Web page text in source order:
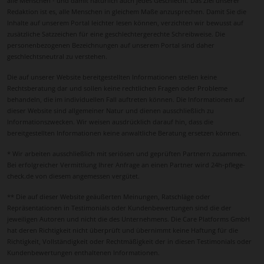
Auch das soziale Umfeld in Heidenheim an der
für ihre offene und freundliche Atmosphäre.
und stabile, vertrauensvolle Beziehungen zu den
betreuten Personen aufbauen. Diese persönliche
Bindung steigert die Motivation der Pflegekräfte und
verbessert die Qualität der Betreuung spürbar.
regelmäßige Besuche und einen engen Austausch
und pflegebedürftigem Menschen – eine Grundlage
für Vertrauen, Sicherheit und Lebensqualität.
Die 24 Stunden Pflege in Heidenheim an der Brenz
Redaktion ist es, alle Menschen in gleichem Maße anzusprechen. Damit Sie die
Inhalte auf unserem Portal leichter lesen können, verzichten wir bewusst auf
zusätzliche Satzzeichen für eine geschlechtergerechte Schreibweise. Die
personenbezogenen Bezeichnungen auf unserem Portal sind daher
geschlechtsneutral zu verstehen.
Die auf unserer Website bereitgestellten Informationen stellen keine
Rechtsberatung dar und sollen keine rechtlichen Fragen oder Probleme
behandeln, die im individuellen Fall auftreten können. Die Informationen auf
dieser Website sind allgemeiner Natur und dienen ausschließlich zu
Informationszwecken. Wir weisen ausdrücklich darauf hin, dass die
bereitgestellten Informationen keine anwaltliche Beratung ersetzen können.
* Wir arbeiten ausschließlich mit seriösen und geprüften Partnern zusammen.
Bei erfolgreicher Vermittlung Ihrer Anfrage an einen Partner wird 24h-pflege-
check.de von diesem angemessen vergütet.
** Die auf dieser Website geäußerten Meinungen, Ratschläge oder
Repräsentationen in Testimonials oder Kundenbewertungen sind die der
jeweiligen Autoren und nicht die des Unternehmens. Die Care Platforms GmbH
hat deren Richtigkeit nicht überprüft und übernimmt keine Haftung für die
Richtigkeit, Vollständigkeit oder Rechtmäßigkeit der in diesen Testimonials oder
Kundenbewertungen enthaltenen Informationen.